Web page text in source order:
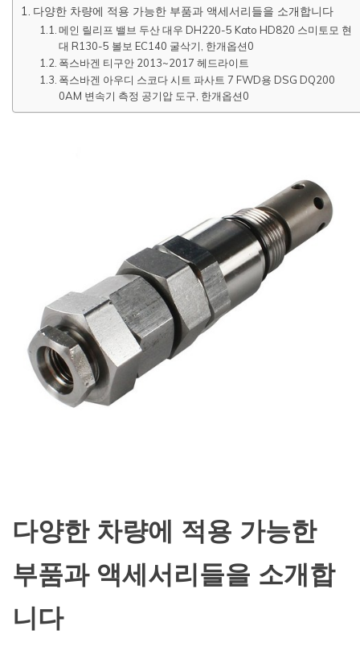
다양한 차량에 적용 가능한 부품과 액세서리들을 소개합니다
메인 릴리프 밸브 두산 대우 DH220-5 Kato HD820 스미토모 현
대 R130-5 볼보 EC140 굴삭기, 한개옵션0
폭스바겐 티구안 2013~2017 헤드라이트
폭스바겐 아우디 스코다 시트 파사트 7 FWD용 DSG DQ200
0AM 변속기 측정 공기압 도구, 한개옵션0
다양한 차량에 적용 가능한
부품과 액세서리들을 소개합
니다